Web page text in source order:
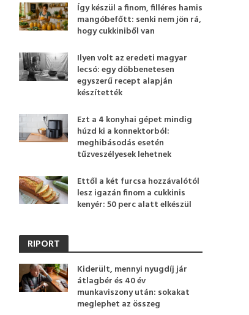
Így készül a finom, filléres hamis
mangóbefőtt: senki nem jön rá,
hogy cukkiniből van
Ilyen volt az eredeti magyar
lecsó: egy döbbenetesen
egyszerű recept alapján
készítették
Ezt a 4 konyhai gépet mindig
húzd ki a konnektorból:
meghibásodás esetén
tűzveszélyesek lehetnek
Ettől a két furcsa hozzávalótól
lesz igazán finom a cukkinis
kenyér: 50 perc alatt elkészül
RIPORT
Kiderült, mennyi nyugdíj jár
átlagbér és 40 év
munkaviszony után: sokakat
meglephet az összeg